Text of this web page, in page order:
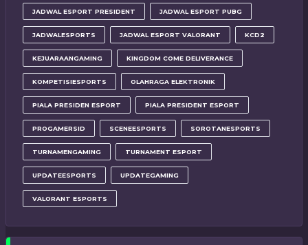
JADWAL ESPORT PRESIDENT JADWAL ESPORT PUBG
JADWALESPORTS JADWAL ESPORT VALORANT KCD2
KEJUARAANGAMING KINGDOM COME DELIVERANCE
KOMPETISIESPORTS OLAHRAGA ELEKTRONIK
PIALA PRESIDEN ESPORT PIALA PRESIDENT ESPORT
PROGAMERSID SCENEESPORTS SOROTANESPORTS
TURNAMENGAMING TURNAMENT ESPORT
UPDATEESPORTS UPDATEGAMING
VALORANT ESPORTS